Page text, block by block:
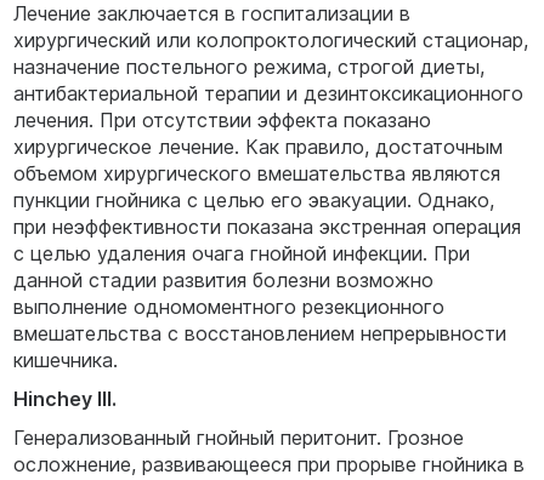
Лечение заключается в госпитализации в
хирургический или колопроктологический стационар,
назначение постельного режима, строгой диеты,
антибактериальной терапии и дезинтоксикационного
лечения. При отсутствии эффекта показано
хирургическое лечение. Как правило, достаточным
объемом хирургического вмешательства являются
пункции гнойника с целью его эвакуации. Однако,
при неэффективности показана экстренная операция
с целью удаления очага гнойной инфекции. При
данной стадии развития болезни возможно
выполнение одномоментного резекционного
вмешательства с восстановлением непрерывности
кишечника.
Hinchey III.
Генерализованный гнойный перитонит. Грозное
осложнение, развивающееся при прорыве гнойника в